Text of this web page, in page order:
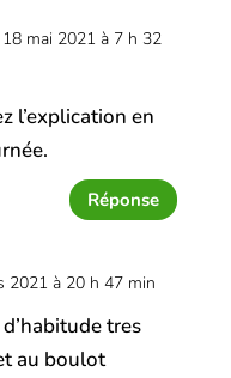
mai 2021 à 7 h 32
l’explication en
Réponse
2021 à 20 h 47 min
tres
au boulot